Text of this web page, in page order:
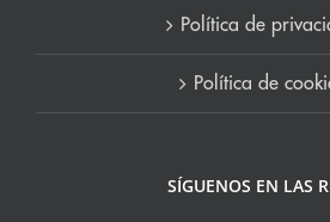
Política de
Política de
SÍGUENOS EN LAS